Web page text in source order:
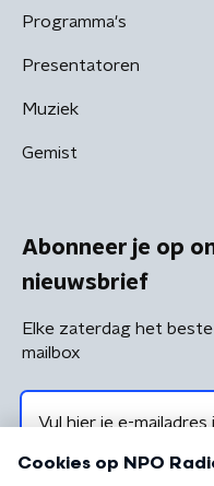
Programma's
Presentatoren
Muziek
Gemist
Abonneer je op
nieuwsbrief
Elke zaterdag het
mailbox